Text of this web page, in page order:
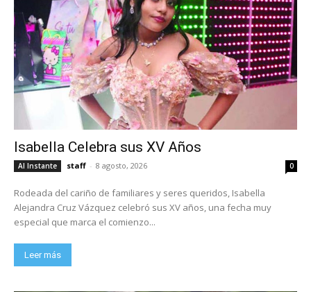
Isabella Celebra sus XV Años
Al Instante staff - 8 agosto, 2026 0
Rodeada del cariño de familiares y seres queridos, Isabella
Alejandra Cruz Vázquez celebró sus XV años, una fecha muy
especial que marca el comienzo...
Leer más